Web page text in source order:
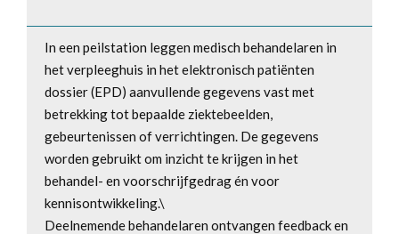
In een peilstation leggen medisch behandelaren in
het verpleeghuis in het elektronisch patiënten
dossier (EPD) aanvullende gegevens vast met
betrekking tot bepaalde ziektebeelden,
gebeurtenissen of verrichtingen. De gegevens
worden gebruikt om inzicht te krijgen in het
behandel- en voorschrijfgedrag én voor
kennisontwikkeling.\
Deelnemende behandelaren ontvangen feedback en